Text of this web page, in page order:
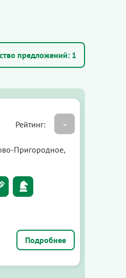
предложений: 1
Рейтинг: -
Пригородное,
Подробнее